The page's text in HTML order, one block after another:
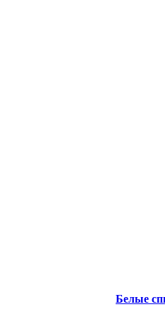
Белые